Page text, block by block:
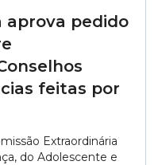
aprova pedido
feitas por
Extraordinária
do Adolescente e